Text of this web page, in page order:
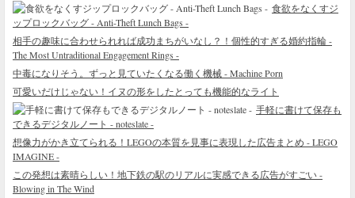
食欲をなくすジ
ップロックバッグ - Anti-Theft Lunch Bags -
相手の趣味に合わせられれば成功まちがいなし？！個性的すぎる婚約指輪 -
The Most Untraditional Engagement Rings -
中毒になりそう。ずっと見ていたくなる働く機械 - Machine Porn
可愛いだけじゃない！イヌの形をしたとっても機能的なライト
手軽に書けて保存も
できるデジタルノート - noteslate -
想像力がかき立てられる！LEGOの本質を見事に表現した広告まとめ - LEGO
IMAGINE -
この発想は素晴らしい！地下鉄の駅のリアルに実感できる広告がすごい -
Blowing in The Wind